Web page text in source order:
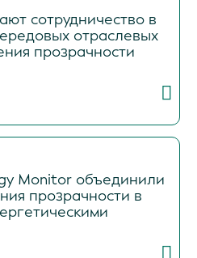
сотрудничество в
отраслевых
прозрачности
Monitor объединили
прозрачности в